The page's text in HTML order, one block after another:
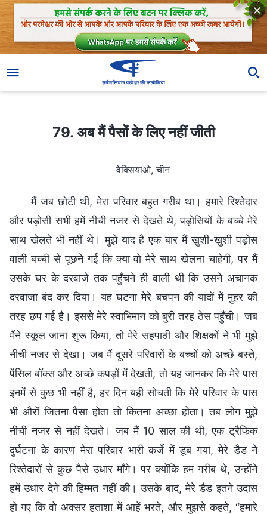
79. अब मैं पैसों के लिए नहीं जीती
वेक्सियाओ, चीन
मैं जब छोटी थी, मेरा परिवार बहुत गरीब था। हमारे रिश्तेदार
और पड़ोसी सभी हमें नीची नजर से देखते थे, पड़ोसियों के बच्चे मेरे
साथ खेलते भी नहीं थे। मुझे याद है एक बार मैं खुशी-खुशी पड़ोस
वाली बच्ची से पूछने गई कि क्या वो मेरे साथ खेलना चाहेगी, पर मैं
उसके घर के दरवाजे तक पहुँचने ही वाली थी कि उसने अचानक
दरवाजा बंद कर दिया। यह घटना मेरे बचपन की यादों में मुहर की
तरह छप गई है। इससे मेरे स्वाभिमान को बुरी तरह ठेस पहुँची। जब
मैंने स्कूल जाना शुरू किया, तो मेरे सहपाठी और शिक्षकों ने भी मुझे
नीची नजर से देखा। जब मैं दूसरे परिवारों के बच्चों को अच्छे बस्ते,
पेंसिल बॉक्स और अच्छे कपड़ों में देखती, तो यह जानकर कि मेरे पास
इनमें से कुछ भी नहीं है, हर दिन यही सोचती कि मेरे परिवार के पास
भी औरों जितना पैसा होता तो कितना अच्छा होता। तब लोग मुझे
नीची नजर से नहीं देखते। जब मैं 10 साल की थी, एक ट्रैफिक
दुर्घटना के कारण मेरा परिवार भारी कर्जे में डूब गया, मेरे डैड ने
रिश्तेदारों से कुछ पैसे उधार माँगे। पर क्योंकि हम गरीब थे, उन्होंने
हमें उधार देने की हिम्मत नहीं की। उसके बाद, मेरे डैड इतने उदास
हो गए कि वो अक्सर हताशा में आहें भरते, और मुझसे कहते, “हमारे